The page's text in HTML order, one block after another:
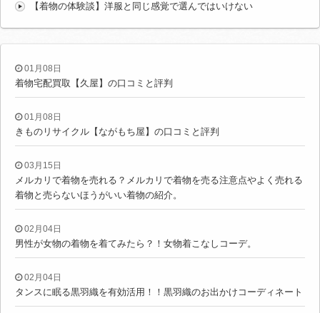
【着物の体験談】洋服と同じ感覚で選んではいけない
01月08日
着物宅配買取【久屋】の口コミと評判
01月08日
きものリサイクル【ながもち屋】の口コミと評判
03月15日
メルカリで着物を売れる？メルカリで着物を売る注意点やよく売れる
着物と売らないほうがいい着物の紹介。
02月04日
男性が女物の着物を着てみたら？！女物着こなしコーデ。
02月04日
タンスに眠る黒羽織を有効活用！！黒羽織のお出かけコーディネート